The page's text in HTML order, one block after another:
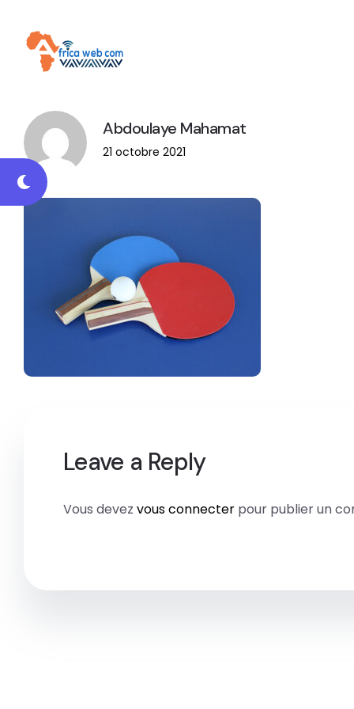
Abdoulaye Mahamat
21 octobre 2021
Leave a Reply
Vous devez vous connecter pour publier un